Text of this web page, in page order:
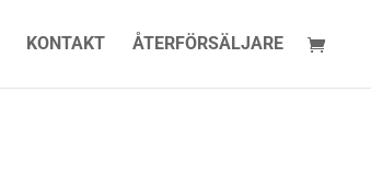
KONTAKT ÅTERFÖRSÄLJARE